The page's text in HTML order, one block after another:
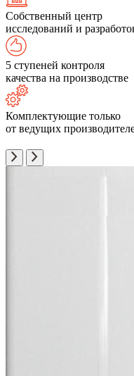
Собственный центр
исследований и
5 ступеней контроля
качества на производстве
Комплектующие только
от ведущих